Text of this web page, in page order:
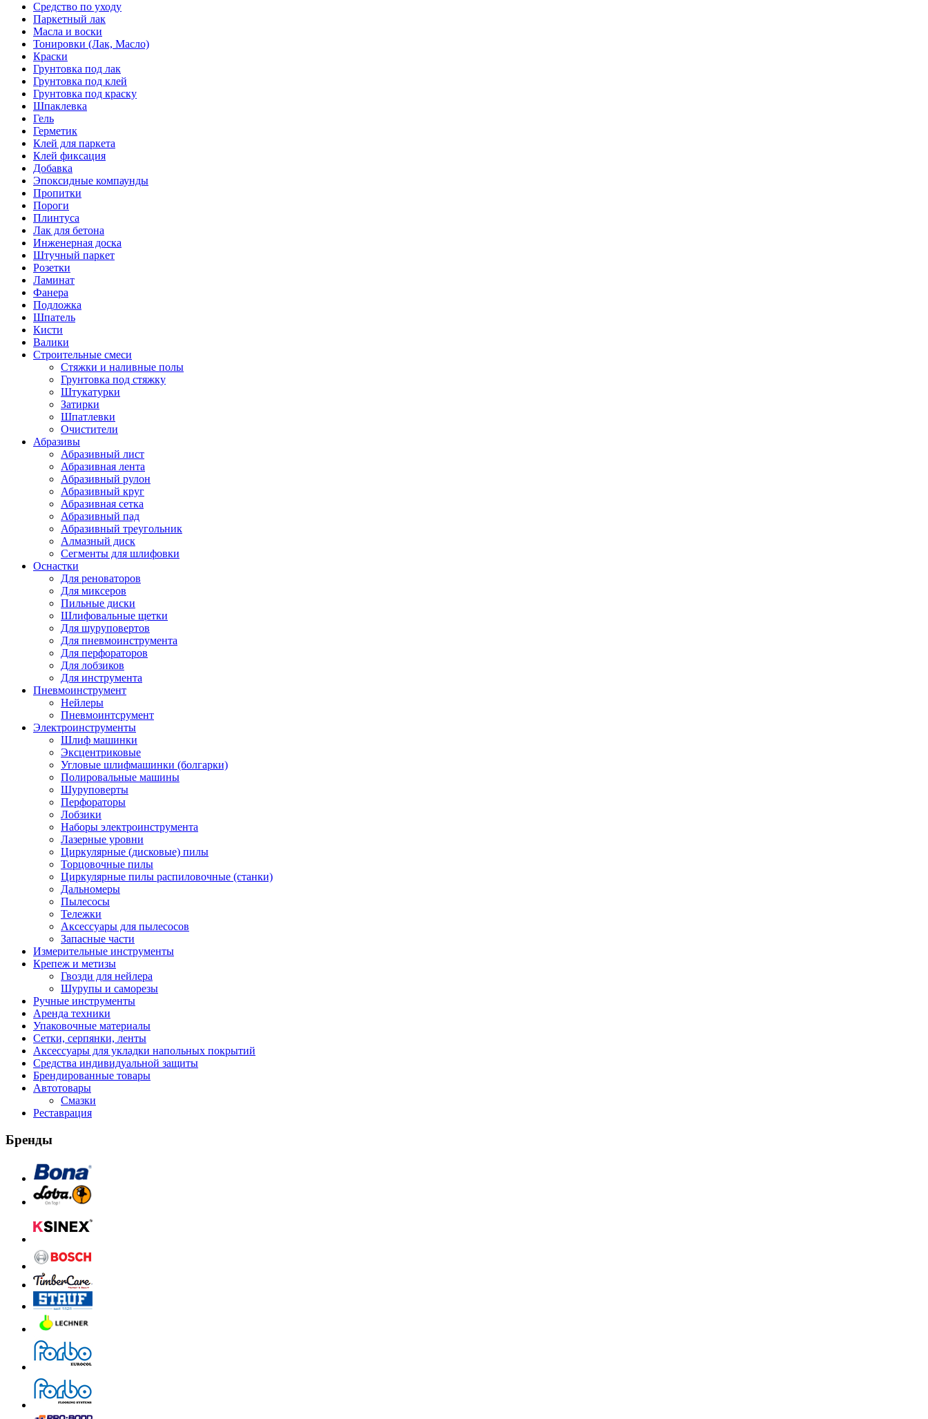
Средство по уходу
Паркетный лак
Масла и воски
Тонировки (Лак, Масло)
Краски
Грунтовка под лак
Грунтовка под клей
Грунтовка под краску
Шпаклевка
Гель
Герметик
Клей для паркета
Клей фиксация
Добавка
Эпоксидные компаунды
Пропитки
Пороги
Плинтуса
Лак для бетона
Инженерная доска
Штучный паркет
Розетки
Ламинат
Фанера
Подложка
Шпатель
Кисти
Валики
Строительные смеси
Стяжки и наливные полы
Грунтовка под стяжку
Штукатурки
Затирки
Шпатлевки
Очистители
Абразивы
Абразивный лист
Абразивная лента
Абразивный рулон
Абразивный круг
Абразивная сетка
Абразивный пад
Абразивный треугольник
Алмазный диск
Сегменты для шлифовки
Оснастки
Для реноваторов
Для миксеров
Пильные диски
Шлифовальные щетки
Для шуруповертов
Для пневмоинструмента
Для перфораторов
Для лобзиков
Для инструмента
Пневмоинструмент
Нейлеры
Пневмоинтсрумент
Электроинструменты
Шлиф машинки
Эксцентриковые
Угловые шлифмашинки (болгарки)
Полировальные машины
Шуруповерты
Перфораторы
Лобзики
Наборы электроинструмента
Лазерные уровни
Циркулярные (дисковые) пилы
Торцовочные пилы
Циркулярные пилы распиловочные (станки)
Дальномеры
Пылесосы
Тележки
Аксессуары для пылесосов
Запасные части
Измерительные инструменты
Крепеж и метизы
Гвозди для нейлера
Шурупы и саморезы
Ручные инструменты
Аренда техники
Упаковочные материалы
Сетки, серпянки, ленты
Аксессуары для укладки напольных покрытий
Средства индивидуальной защиты
Брендированные товары
Автотовары
Смазки
Реставрация
Бренды